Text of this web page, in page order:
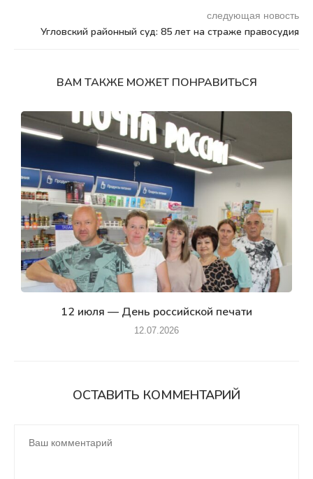
следующая новость
Угловский районный суд: 85 лет на страже правосудия
ВАМ ТАКЖЕ МОЖЕТ ПОНРАВИТЬСЯ
12 июля — День российской печати
12.07.2026
ОСТАВИТЬ КОММЕНТАРИЙ